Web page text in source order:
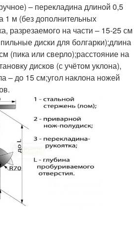
– перекладина длиной 0,5
1 м (без дополнительных
разрезаемого на части – 15-25 см
диски для болгарки);длина
(пика или сверло);расстояние на
дисков (с учётом уклона),
– до 15 см;угол наклона ножей